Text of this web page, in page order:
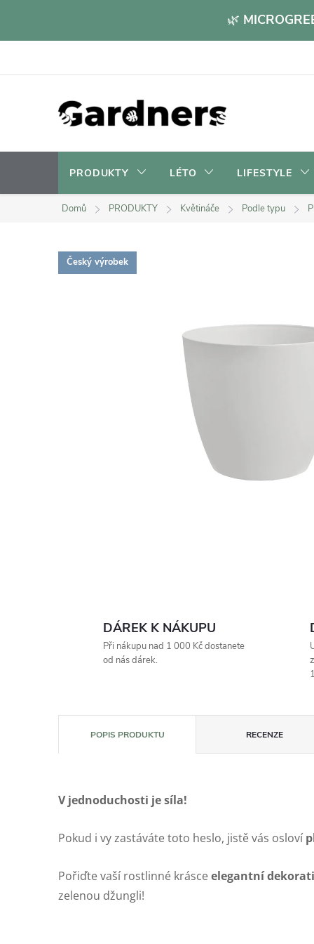
🌿
PRODUKTY LÉTO LIFESTYLE
Domů PRODUKTY Květináče Podle typu
Český výrobek
DÁREK K NÁKUPU
Při nákupu nad 1 000 Kč dostanete
od nás dárek.
POPIS PRODUKTU RECENZE
V jednoduchosti je síla!
Pokud i vy zastáváte toto heslo, jistě vás osloví
Pořiďte vaší rostlinné krásceelegantní
zelenou džungli!